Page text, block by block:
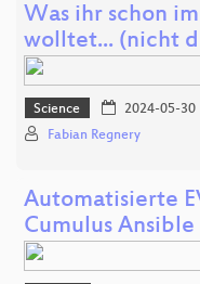
Was ihr schon
wolltet... (nicht
Science 2024-05-30
Fabian Regnery
Automatisierte
Cumulus